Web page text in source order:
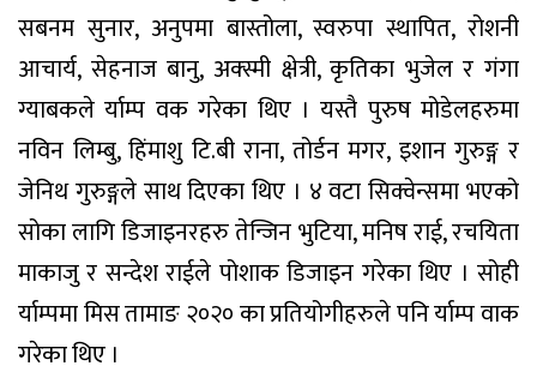
सबनम सुनार, अनुपमा बास्तोला, स्वरुपा स्थापित, रोशनी
आचार्य, सेहनाज बानु, अक्स्मी क्षेत्री, कृतिका भुजेल र गंगा
ग्याबकले र्याम्प वक गरेका थिए । यस्तै पुरुष मोडेलहरुमा
नविन लिम्बु, हिंमाशु टि.बी राना, तोर्डन मगर, इशान गुरुङ्ग र
जेनिथ गुरुङ्गले साथ दिएका थिए । ४ वटा सिक्वेन्समा भएको
सोका लागि डिजाइनरहरु तेन्जिन भुटिया, मनिष राई, रचयिता
माकाजु र सन्देश राईले पोशाक डिजाइन गरेका थिए । सोही
र्याम्पमा मिस तामाङ २०२० का प्रतियोगीहरुले पनि र्याम्प वाक
गरेका थिए ।